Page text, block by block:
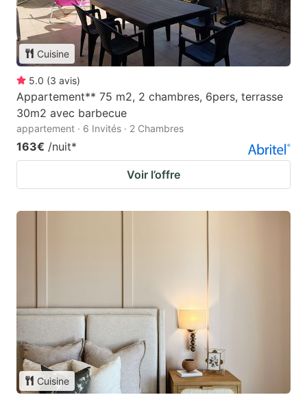
Cuisine
5.0 (3 avis)
Appartement** 75 m2, 2 chambres, 6pers, terrasse
30m2 avec barbecue
appartement · 6 Invités · 2 Chambres
163€ /nuit*
Voir l’offre
Cuisine